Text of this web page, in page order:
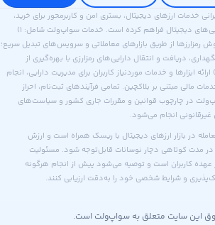
ارزهای دیجیتال، بستری امن و کاربرمحور برای خرید،
فروش، نگهداری و مدیریت دارایی‌های دیجیتال فراهم کرده است. خدمات سواپ‌ولت شامل: ۱)
از طریق بازارهای معاملاتی و سرویس‌های تبدیل سریع؛
و انتقال دارایی‌های رمزارزی با بهره‌گیری از
امنیتی چندلایه؛ ۳) ارائه ابزارها و خدمات موردنیاز کاربران برای مدیریت دارایی، انجام
بر بلاکچین. تمامی فرآیندهای ثبت‌نام، احراز
چارچوب قوانین و مقررات جاری کشور و سیاست‌های
انجام می‌شود.
ارزهای دیجیتال با ریسک همراه است و ارزش
دچار نوسانات قابل‌توجه شود. مسئولیت
است و توصیه می‌شود پیش از انجام هرگونه
و شرایط شخصی خود را به‌دقت ارزیابی کنند.
سایت متعلق به سواپ‌ولت است.